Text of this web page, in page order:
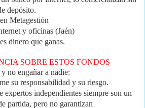
depósito.
Metagestión
y oficinas (Jaén)
dinero que ganas.
SOBRE ESTOS FONDOS
no engañar a nadie:
su responsabilidad y su riesgo.
expertos independientes siempre son un
partida, pero no garantizan